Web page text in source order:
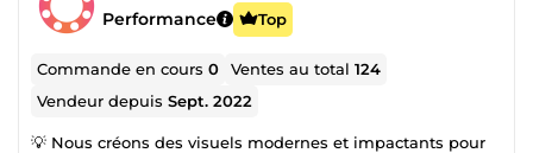
Performance Top
Commande en cours0 Ventes au total124
Vendeur depuisSept. 2022
💡 Nous créons des visuels modernes et impactants pour